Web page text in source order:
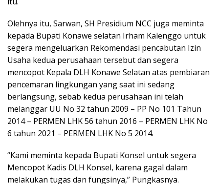
Olehnya itu, Sarwan, SH Presidium NCC juga meminta
kepada Bupati Konawe selatan Irham Kalenggo untuk
segera mengeluarkan Rekomendasi pencabutan Izin
Usaha kedua perusahaan tersebut dan segera
mencopot Kepala DLH Konawe Selatan atas pembiaran
pencemaran lingkungan yang saat ini sedang
berlangsung, sebab kedua perusahaan ini telah
melanggar UU No 32 tahun 2009 – PP No 101 Tahun
2014 – PERMEN LHK 56 tahun 2016 – PERMEN LHK No
6 tahun 2021 – PERMEN LHK No 5 2014.
“Kami meminta kepada Bupati Konsel untuk segera
Mencopot Kadis DLH Konsel, karena gagal dalam
melakukan tugas dan fungsinya,” Pungkasnya.